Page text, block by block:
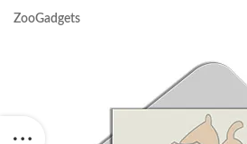
ZooGadgets